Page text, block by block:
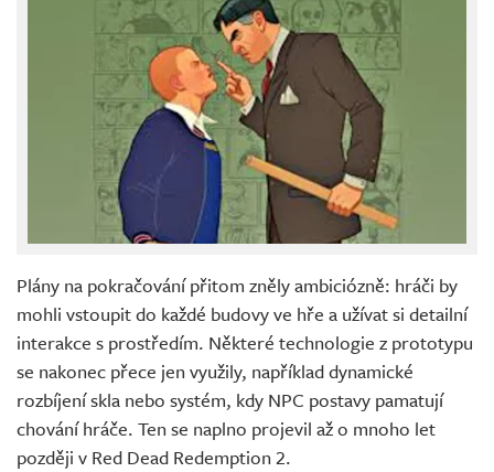
Plány na pokračování přitom zněly ambiciózně: hráči by
mohli vstoupit do každé budovy ve hře a užívat si detailní
interakce s prostředím. Některé technologie z prototypu
se nakonec přece jen využily, například dynamické
rozbíjení skla nebo systém, kdy NPC postavy pamatují
chování hráče. Ten se naplno projevil až o mnoho let
později v Red Dead Redemption 2.